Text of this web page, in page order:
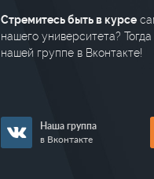
Стремитесь быть в курсе
нашего университета?
нашей группе в Вконтакте!
Наша группа
в Вконтакте